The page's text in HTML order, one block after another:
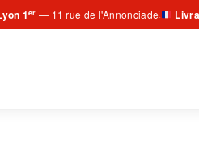
1er — 11 rue de l'Annonciade·